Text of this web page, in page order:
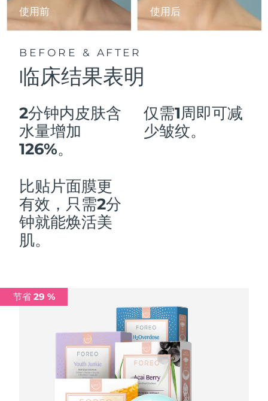
使用前 使用后
BEFORE & AFTER
临床结果表明
2分钟内皮肤含
水量增加
126%。
仅需1周即可减
少皱纹。
比贴片面膜更
有效，只需2分
钟就能焕活美
肌。
节省 29 %
FOREO APP
关于我们
科威特 预计送达日期 ৮/৮/২৬
卢森堡 预计送达日期 ৮/৮/২৬
中国澳门特别行政区
马来西亚
马耳他
墨西哥
荷兰
预计送达日期
预计送达日期
预计送达日期